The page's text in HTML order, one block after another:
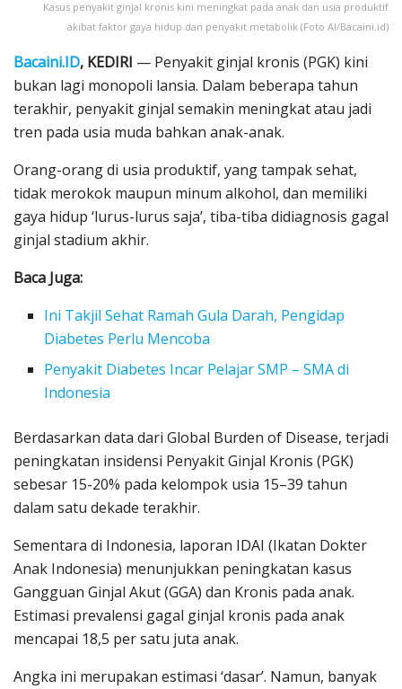
Kasus penyakit ginjal kronis kini meningkat pada anak dan usia produktif
akibat faktor gaya hidup dan penyakit metabolik (Foto AI/Bacaini.id)
Bacaini.ID, KEDIRI — Penyakit ginjal kronis (PGK) kini
bukan lagi monopoli lansia. Dalam beberapa tahun
terakhir, penyakit ginjal semakin meningkat atau jadi
tren pada usia muda bahkan anak-anak.
Orang-orang di usia produktif, yang tampak sehat,
tidak merokok maupun minum alkohol, dan memiliki
gaya hidup ‘lurus-lurus saja’, tiba-tiba didiagnosis gagal
ginjal stadium akhir.
Baca Juga:
Ini Takjil Sehat Ramah Gula Darah, Pengidap
Diabetes Perlu Mencoba
Penyakit Diabetes Incar Pelajar SMP – SMA di
Indonesia
Berdasarkan data dari Global Burden of Disease, terjadi
peningkatan insidensi Penyakit Ginjal Kronis (PGK)
sebesar 15-20% pada kelompok usia 15–39 tahun
dalam satu dekade terakhir.
Sementara di Indonesia, laporan IDAI (Ikatan Dokter
Anak Indonesia) menunjukkan peningkatan kasus
Gangguan Ginjal Akut (GGA) dan Kronis pada anak.
Estimasi prevalensi gagal ginjal kronis pada anak
mencapai 18,5 per satu juta anak.
Angka ini merupakan estimasi ‘dasar’. Namun, banyak